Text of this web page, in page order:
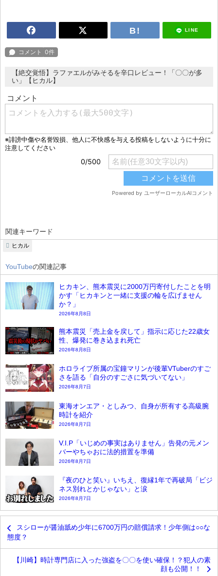
LINE
【絶交覚悟】ラファエルがみそるを辛口レビュー！「〇〇が多
い」【ヒカル】
関連キーワード
ヒカル
YouTubeの関連記事
ヒカキン、熊本震災に2000万円寄付したことを明
かす「ヒカキンと一緒に支援の輪を広げません
か？」
2026年8月8日
熊本震災「売上金を戻して」指示に応じた22歳女
性、爆発に巻き込まれ死亡
2026年8月8日
ホロライブ所属の宝鐘マリンが後輩VTuberのすご
さを語る「自分のすごさに気づいてない」
2026年8月7日
東海オンエア・としみつ、自身が所有する高級腕
時計を紹介
2026年8月7日
V.I.P「いじめの事実はありません」告発の元メン
バーやちゃおに法的措置を準備
2026年8月7日
『夜のひと笑い』いちえ、復縁1年で再破局「ビジ
ネス別れとかじゃない」と涙
2026年8月7日
スシローが醤油舐め少年に6700万円の賠償請求！少年側は○○な
態度？
【川崎】時計専門店に入った強盗を〇〇を使い確保！？犯人の素
顔も公開！！